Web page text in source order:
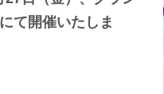
て開催いたしま